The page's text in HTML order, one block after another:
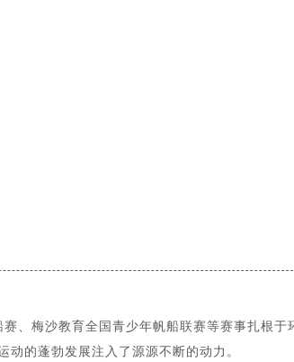
、梅沙教育全国青少年帆船联赛等赛事扎根于
的蓬勃发展注入了源源不断的动力。